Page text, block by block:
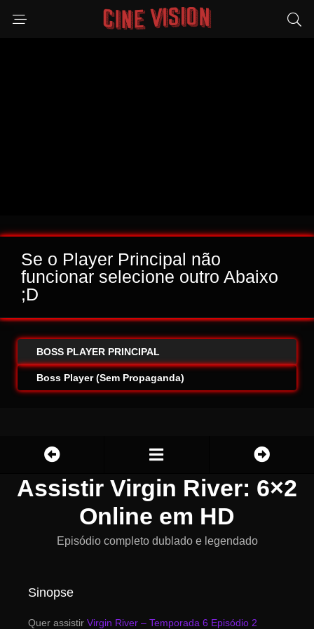
Se o Player Principal não
funcionar selecione outro Abaixo
;D
BOSS PLAYER PRINCIPAL
Boss Player (Sem Propaganda)
Assistir Virgin River: 6×2
Online em HD
Episódio completo dublado e legendado
Sinopse
Quer assistir Virgin River – Temporada 6 Episódio 2